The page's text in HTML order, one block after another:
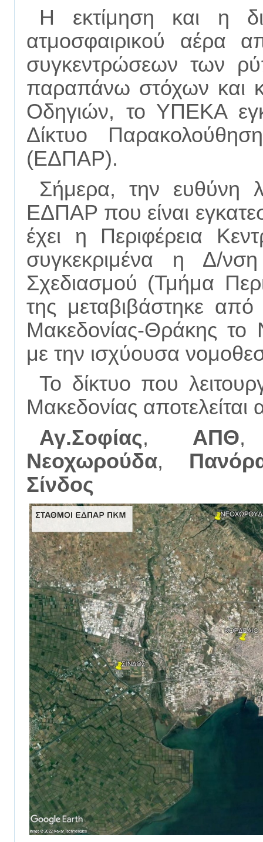
Η εκτίμηση και η
ατμοσφαιρικού αέρα
συγκεντρώσεων των
παραπάνω στόχων και
Οδηγιών, το ΥΠΕΚΑ
Δίκτυο
(ΕΔΠΑΡ).
Σήμερα, την ευθύνη
ΕΔΠΑΡ που είναι
έχει η Περιφέρεια
συγκεκριμένα η Δ/
Σχεδιασμού (Τμήμα
της μεταβιβάστηκε
Μακεδονίας-Θράκης
με την ισχύουσα
Το δίκτυο που
Μακεδονίας
Αγ.Σοφίας, ΑΠΘ
Νεοχωρούδα,
Σίνδος